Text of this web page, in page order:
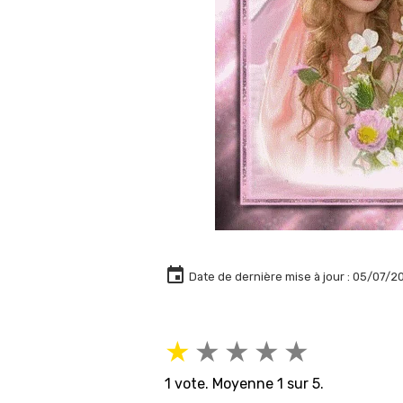
Date de dernière mise à jour : 05/07/
★ ★ ★ ★ ★
1 vote. Moyenne 1 sur 5.